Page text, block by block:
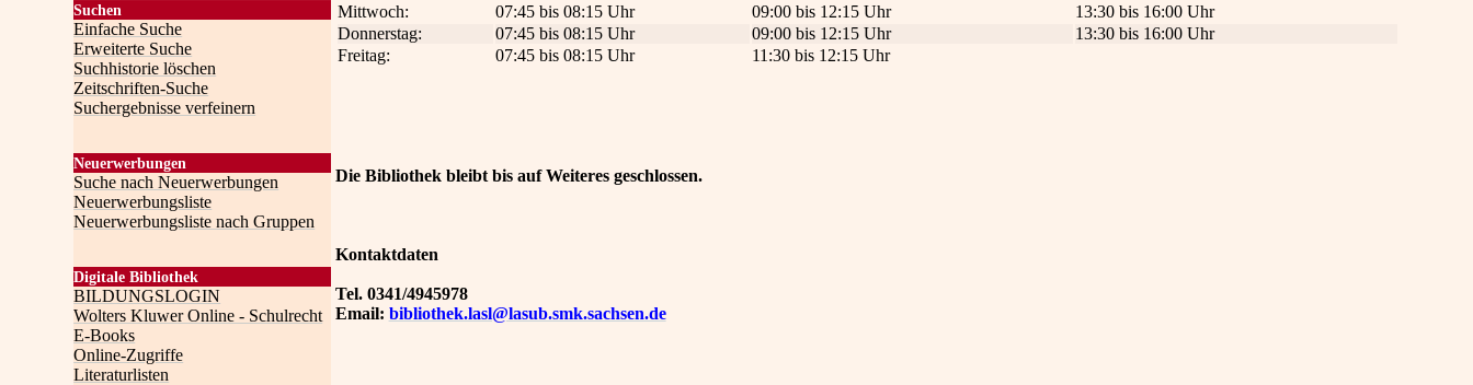
Suchen
Einfache Suche
Erweiterte Suche
Suchhistorie löschen
Zeitschriften-Suche
Suchergebnisse verfeinern
Neuerwerbungen
Suche nach Neuerwerbungen
Neuerwerbungsliste
Neuerwerbungsliste nach Gruppen
Digitale Bibliothek
BILDUNGSLOGIN
Wolters Kluwer Online - Schulrecht
E-Books
Online-Zugriffe
Literaturlisten
Mittwoch:
07:45 bis 08:15 Uhr 09:00 bis 12:15 Uhr
13:30 bis 16:00 Uhr
Donnerstag:
07:45 bis 08:15 Uhr 09:00 bis 12:15 Uhr
13:30 bis 16:00 Uhr
Freitag:
07:45 bis 08:15 Uhr 11:30 bis 12:15 Uhr
Die Bibliothek bleibt bis auf Weiteres geschlossen.
Kontaktdaten
Tel. 0341/4945978
Email: bibliothek.lasl@lasub.smk.sachsen.de